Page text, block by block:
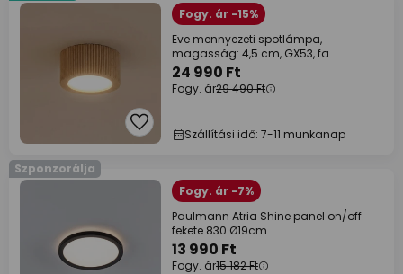
Fogy. ár -15%
Eve mennyezeti spotlámpa,
magasság: 4,5 cm, GX53, fa
24 990 Ft
Fogy. ár29 490 Ft
Szállítási idő: 7-11 munkanap
Szponzorálja
Fogy. ár -7%
Paulmann Atria Shine panel on/off
fekete 830 Ø19cm
13 990 Ft
Fogy. ár15 182 Ft